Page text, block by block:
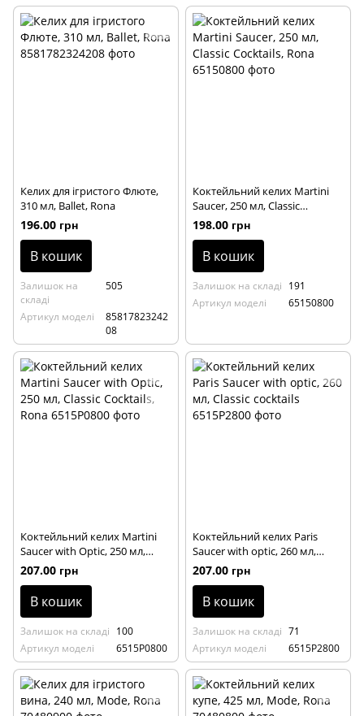
Келих для ігристого Флюте,
310 мл, Ballet, Rona
196.00 грн
В кошик
Залишок на
складі
505
Артикул моделі
85817823242
08
Коктейльний келих Martini
Saucer, 250 мл, Classic
Cocktails, Rona
198.00 грн
В кошик
Залишок на складі 191
Артикул моделі
65150800
Коктейльний келих Martini
Saucer with Optic, 250 мл,
Classic Cocktails, Rona
207.00 грн
В кошик
Залишок на складі 100
Артикул моделі
6515P0800
Коктейльний келих Paris
Saucer with optic, 260 мл,
Classic cocktails
207.00 грн
В кошик
Залишок на складі 71
Артикул моделі
6515P2800